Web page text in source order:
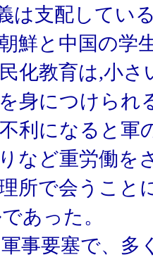
は支配してい
鮮と中国の学
化教育は,小
身につけられ
利になると軍
など重労働を
所で会うこと
あった。
事要塞で、多